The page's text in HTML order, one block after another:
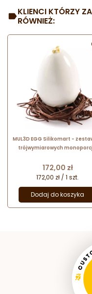
KLIENCI KTÓRZY
RÓWNIEŻ:
MUL3D EGG Silikomart -
trójwymiarowych
mm / poj. 100 ml x 5 porcji
Cena
172,00 zł
172,00 zł / 1 szt.
Dodaj do koszyka